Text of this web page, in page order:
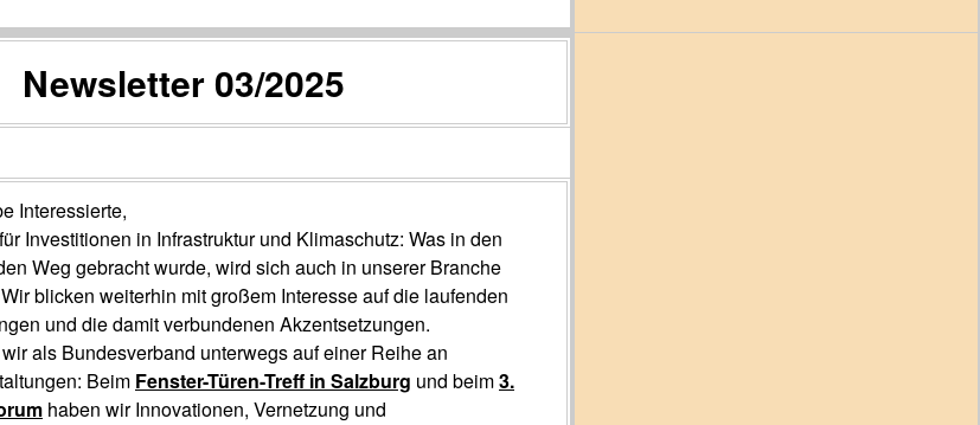
Newsletter 03/2025
Interessierte,
Investitionen in Infrastruktur und Klimaschutz: Was in den
Weg gebracht wurde, wird sich auch in unserer Branche
blicken weiterhin mit großem Interesse auf die laufenden
und die damit verbundenen Akzentsetzungen.
als Bundesverband unterwegs auf einer Reihe an
Beim Fenster-Türen-Treff in Salzburg und beim3.
haben wir Innovationen, Vernetzung und